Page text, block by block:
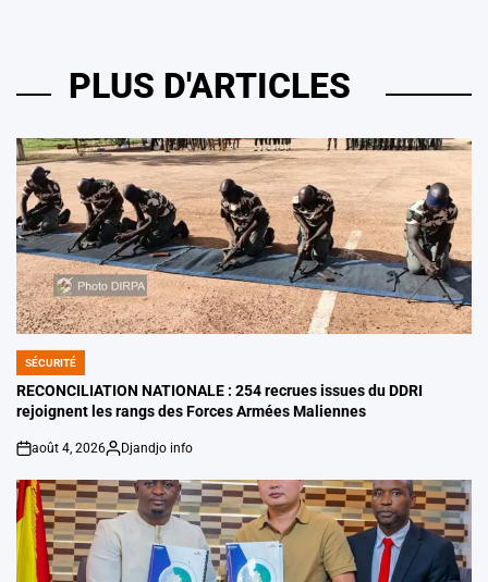
PLUS D'ARTICLES
POSTED
IN
SÉCURITÉ
RECONCILIATION NATIONALE : 254 recrues issues du DDRI
rejoignent les rangs des Forces Armées Maliennes
on
août 4, 2026
Posted
Djandjo info